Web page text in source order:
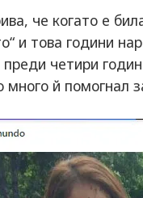
че когато е
и това години
четири
много й помогнал